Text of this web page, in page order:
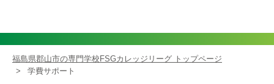
福島県郡山市の専門学校FSGカレッジリーグ トップページ
学費サポート